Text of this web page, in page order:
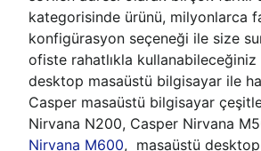
kategorisinde ürünü, milyonlarca
konfigürasyon seçeneği ile size
ofiste rahatlıkla
desktop masaüstü bilgisayar ile
Casper masaüstü bilgisayar
Nirvana N200, Casper Nirvana
Nirvana M600, masaüstü